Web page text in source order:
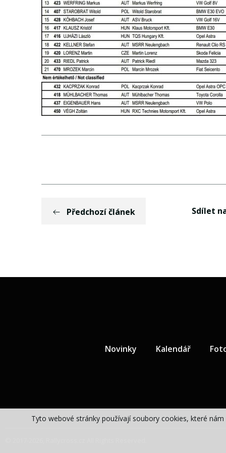
Tyto webové stránky používají soubory cookies, které
Předchozí článek Sdílet
Novinky Kalendář